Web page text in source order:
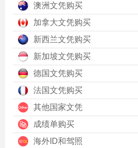
澳洲文凭购买
加拿大文凭购买
新西兰文凭购买
新加坡文凭购买
德国文凭购买
法国文凭购买
其他国家文凭
成绩单购买
海外ID和驾照